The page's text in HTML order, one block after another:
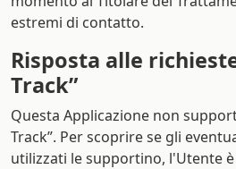
estremi di contatto.
Risposta alle
Track”
Questa Applicazione non
Track”. Per scoprire se gli
utilizzati le supportino, l'Utente